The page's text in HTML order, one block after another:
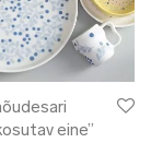
eine”